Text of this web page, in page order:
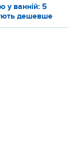
у ванній: 5
дешевше